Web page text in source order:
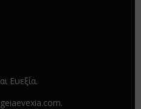
Ευεξία.